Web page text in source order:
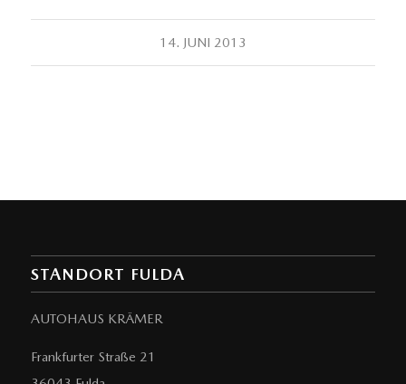
14. JUNI 2013
STANDORT FULDA
AUTOHAUS KRÄMER
Frankfurter Straße 21